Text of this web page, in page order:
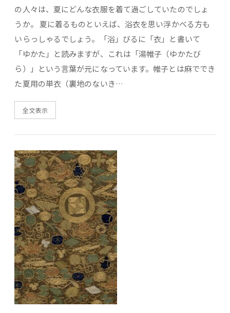
の人々は、夏にどんな衣服を着て過ごしていたのでしょ
うか。 夏に着るものといえば、浴衣を思い浮かべる方も
いらっしゃるでしょう。「浴」びるに「衣」と書いて
「ゆかた」と読みますが、これは「湯帷子（ゆかたび
ら）」という言葉が元になっています。帷子とは麻ででき
た夏用の単衣（裏地のないき…
全文表示